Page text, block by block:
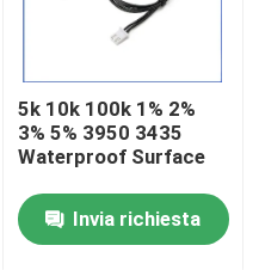
5k 10k 100k 1% 2%
3% 5% 3950 3435
Waterproof Surface
Invia richiesta